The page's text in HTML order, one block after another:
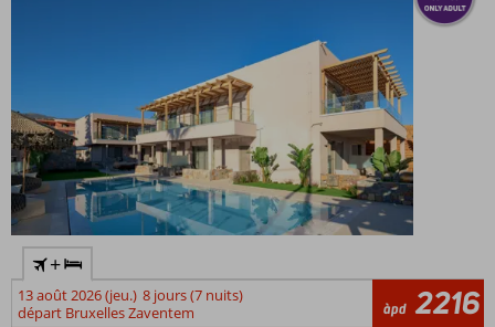
récemment
rénové
Plusieurs
restaurants
à la carte,
dont un
tout
nouveau
restaurant
italien
+
13 août 2026 (jeu.) 8 jours (7 nuits)
départ Bruxelles Zaventem
àpd 2216